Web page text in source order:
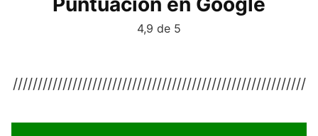
4,9 de 5
///////////////////////////////////////////////////////////